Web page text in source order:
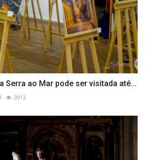
Serra ao Mar pode ser visitada até...
3913